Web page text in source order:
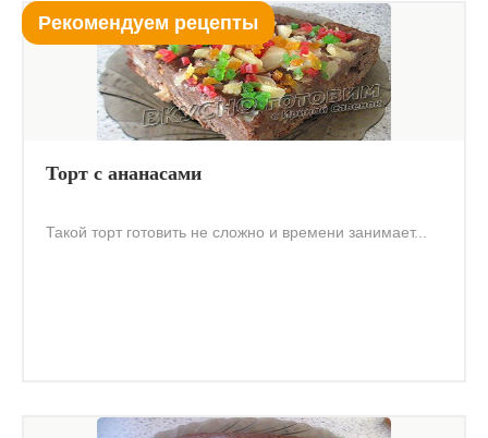
Рекомендуем рецепты
Торт с ананасами
Такой торт готовить не сложно и времени занимает...